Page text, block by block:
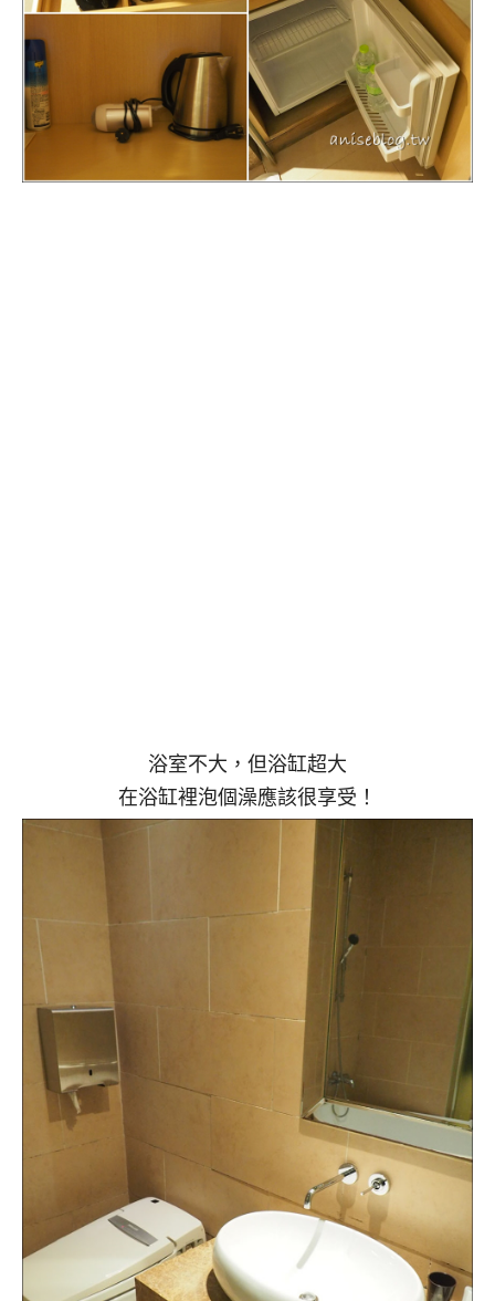
浴室不大，但浴缸超大
在浴缸裡泡個澡應該很享受！